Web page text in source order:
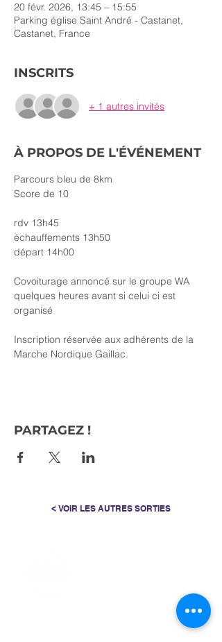
20 févr. 2026, 13:45 – 15:55
Parking église Saint André - Castanet,
Castanet, France
INSCRITS
+ 1 autres invités
À PROPOS DE L'ÉVÉNEMENT
Parcours bleu de 8km
Score de 10
rdv 13h45
échauffements 13h50
départ 14h00
Covoiturage annoncé sur le groupe WA
quelques heures avant si celui ci est
organisé
Inscription réservée aux adhérents de la
Marche Nordique Gaillac.
PARTAGEZ !
< VOIR LES AUTRES SORTIES